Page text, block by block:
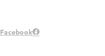
Facebook